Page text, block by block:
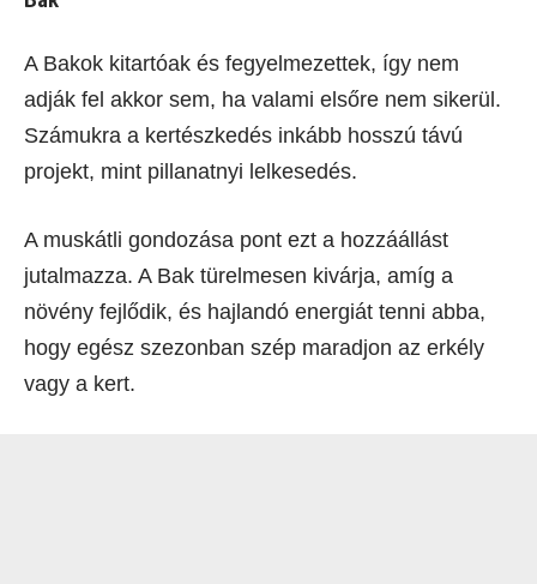
A Bakok kitartóak és fegyelmezettek, így nem
adják fel akkor sem, ha valami elsőre nem sikerül.
Számukra a kertészkedés inkább hosszú távú
projekt, mint pillanatnyi lelkesedés.
A muskátli gondozása pont ezt a hozzáállást
jutalmazza. A Bak türelmesen kivárja, amíg a
növény fejlődik, és hajlandó energiát tenni abba,
hogy egész szezonban szép maradjon az erkély
vagy a kert.